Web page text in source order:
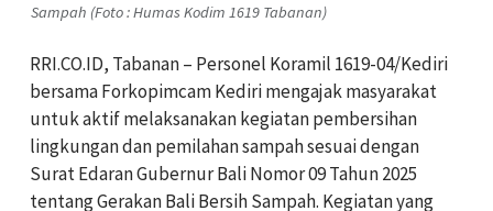
Sampah (Foto : Humas Kodim 1619 Tabanan)
RRI.CO.ID, Tabanan – Personel Koramil 1619-04/Kediri
bersama Forkopimcam Kediri mengajak masyarakat
untuk aktif melaksanakan kegiatan pembersihan
lingkungan dan pemilahan sampah sesuai dengan
Surat Edaran Gubernur Bali Nomor 09 Tahun 2025
tentang Gerakan Bali Bersih Sampah. Kegiatan yang